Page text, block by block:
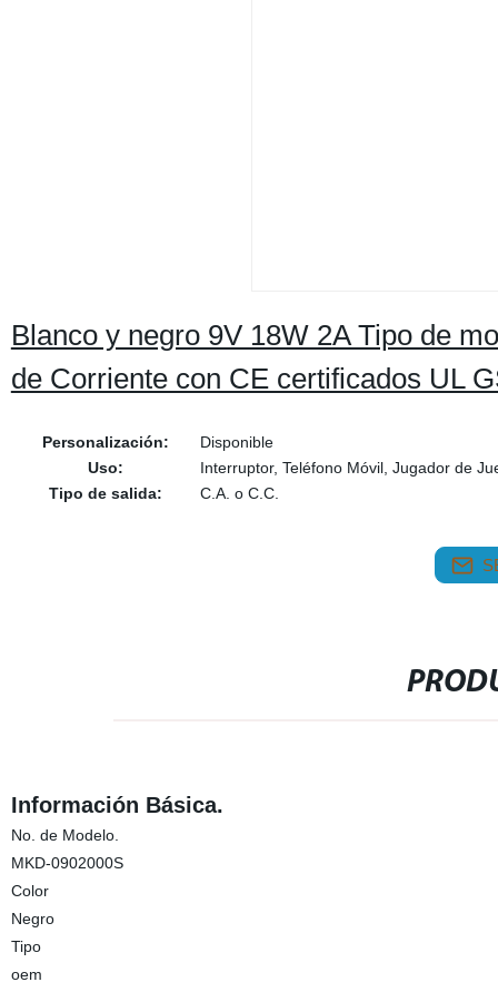
Blanco y negro 9V 18W 2A Tipo de
de Corriente con CE certificados UL
Personalización:
Disponible
Uso:
Interruptor, Teléfono Móvil, Jugador de
Tipo de salida:
C.A. o C.C.
Información Básica.
No. de Modelo.
MKD-0902000S
Color
Negro
Tipo
oem